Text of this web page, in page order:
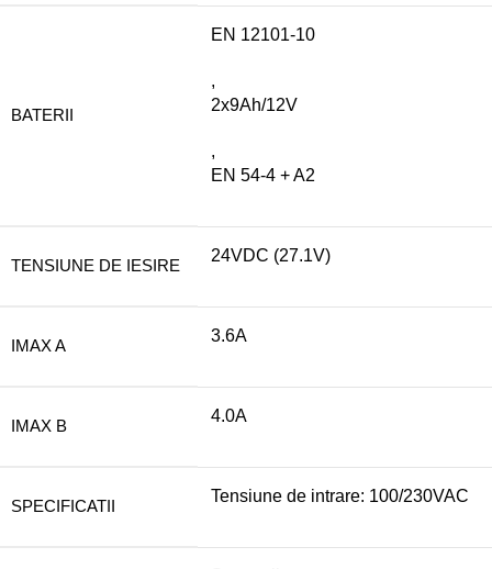
BATERII
EN 12101-10
,
2x9Ah/12V
,
EN 54-4 + A2
TENSIUNE DE IESIRE
24VDC (27.1V)
IMAX A
3.6A
IMAX B
4.0A
SPECIFICATII
Tensiune de intrare: 100/230VAC